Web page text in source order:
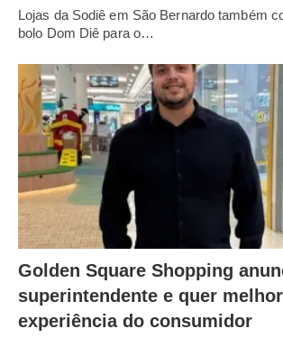
Lojas da Sodiê em São Bernardo também
bolo Dom Diê para o…
Golden Square Shopping
superintendente e quer melhor
experiência do consumidor